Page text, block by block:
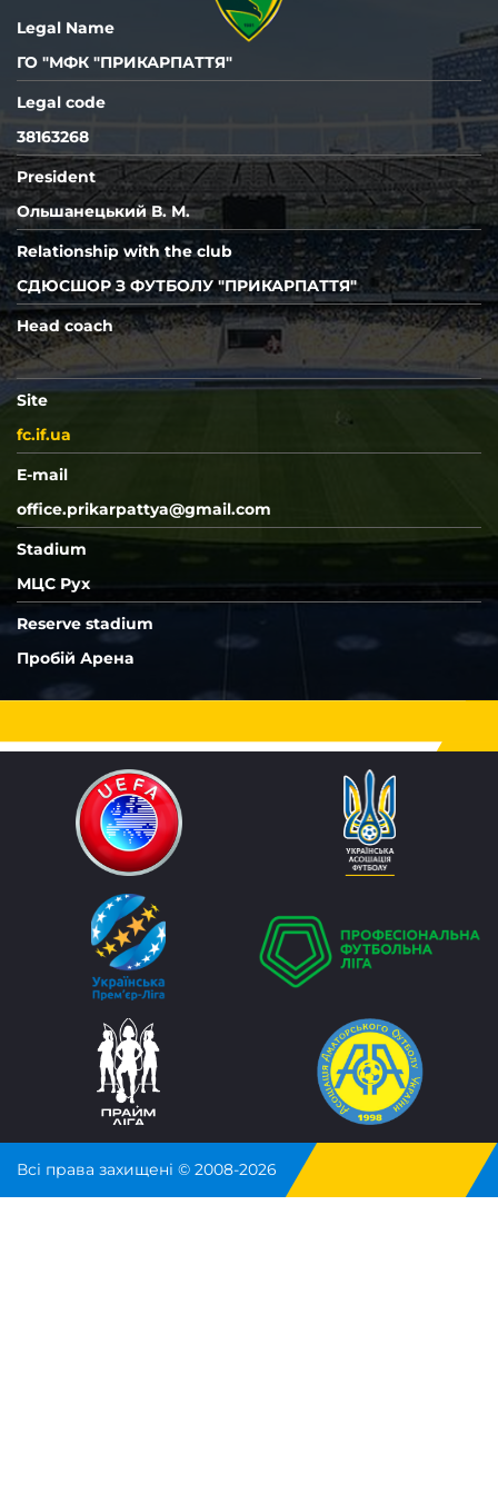
СКАЛА 1911
Legal Name
ГО "МФК "ПРИКАРПАТТЯ"
Legal code
38163268
President
Ольшанецький В. М.
Relationship with the club
СДЮСШОР З ФУТБОЛУ "ПРИКАРПАТТЯ"
Head coach
Site
fc.if.ua
E-mail
office.prikarpattya@gmail.com
Stadium
МЦС Рух
Reserve stadium
Пробій Арена
Всі права захищені © 2008-2026